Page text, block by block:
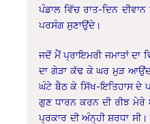
ਪੰਡਾਲ ਵਿੱਚ ਰਾਤ-ਦਿਨ
ਪਰਸੰਗ ਸੁਣਾਉਂਦੇ।
ਜਦੋਂ ਮੈਂ ਪ੍ਰਾਇਮਰੀ ਜਮਾਤਾਂ
ਦਾ ਗੇੜਾ ਕੱਢ ਕੇ ਘਰ ਮੁੜ
ਘੰਟੇ ਬੈਠ ਕੇ ਸਿੱਖ-ਇਤਿਹਾਸ ਦੇ
ਗੁਣ ਧਾਰਨ ਕਰਨ ਦੀ ਰੀਝ ਮੇਰੇ
ਪ੍ਰਕਾਰ ਦੀ ਅੰਨ੍ਹੀ ਸ਼ਰਧਾ